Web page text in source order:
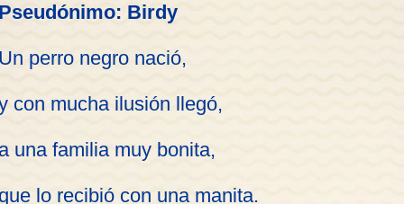
Birdy
perro negro nació,
con mucha ilusión llegó,
una familia muy bonita,
lo recibió con una manita.